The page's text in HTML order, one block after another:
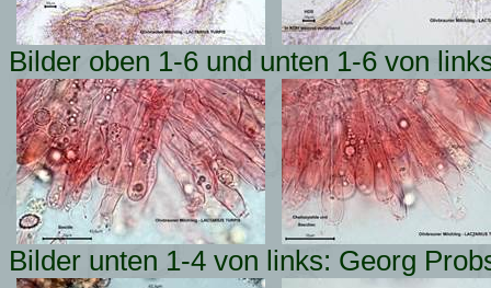
Bilder oben 1-6 und unten 1-6 von
Bilder unten 1-4 von links: Georg